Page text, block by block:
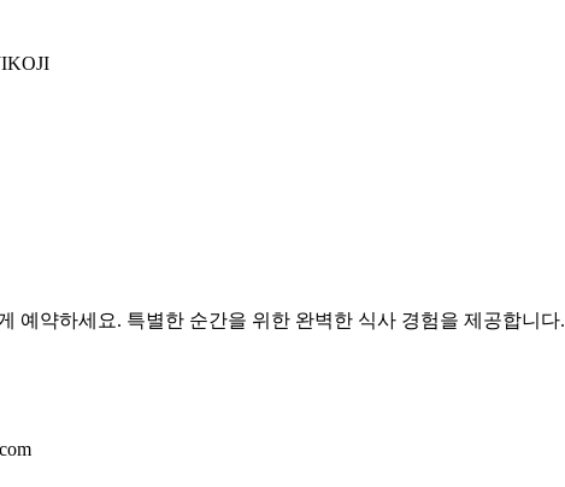
예약하세요. 특별한 순간을 위한 완벽한 식사 경험을 제공합니다.